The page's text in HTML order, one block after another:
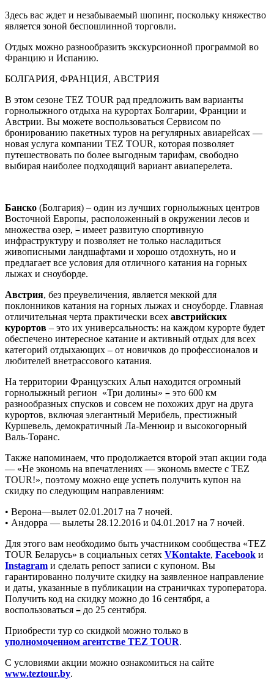
Здесь вас ждет и незабываемый шопинг, поскольку княжество
является зоной беспошлинной торговли.
Отдых можно разнообразить экскурсионной программой во
Францию и Испанию.
БОЛГАРИЯ, ФРАНЦИЯ, АВСТРИЯ
В этом сезоне TEZ TOUR рад предложить вам варианты
горнолыжного отдыха на курортах Болгарии, Франции и
Австрии. Вы можете воспользоваться Сервисом по
бронированию пакетных туров на регулярных авиарейсах —
новая услуга компании TEZ TOUR, которая позволяет
путешествовать по более выгодным тарифам, свободно
выбирая наиболее подходящий вариант авиаперелета.
Банско (Болгария) – один из лучших горнолыжных центров
Восточной Европы, расположенный в окружении лесов и
множества озер, – имеет развитую спортивную
инфраструктуру и позволяет не только насладиться
живописными ландшафтами и хорошо отдохнуть, но и
предлагает все условия для отличного катания на горных
лыжах и сноуборде.
Австрия, без преувеличения, является меккой для
поклонников катания на горных лыжах и сноуборде. Главная
отличительная черта практически всех австрийских
курортов – это их универсальность: на каждом курорте будет
обеспечено интересное катание и активный отдых для всех
категорий отдыхающих – от новичков до профессионалов и
любителей внетрассового катания.
На территории Французских Альп находится огромный
горнолыжный регион «Три долины» – это 600 км
разнообразных спусков и совсем не похожих друг на друга
курортов, включая элегантный Мерибель, престижный
Куршевель, демократичный Ла-Менюир и высокогорный
Валь-Торанс.
Также напоминаем, что продолжается второй этап акции года
— «Не экономь на впечатлениях — экономь вместе с TEZ
TOUR!», поэтому можно еще успеть получить купон на
скидку по следующим направлениям:
• Верона—вылет 02.01.2017 на 7 ночей.
• Андорра — вылеты 28.12.2016 и 04.01.2017 на 7 ночей.
Для этого вам необходимо быть участником сообщества «TEZ
TOUR Беларусь» в социальных сетях VКontakte, Facebook и
Instagram и сделать репост записи с купоном. Вы
гарантированно получите скидку на заявленное направление
и даты, указанные в публикации на страничках туроператора.
Получить код на скидку можно до 16 сентября, а
воспользоваться – до 25 сентября.
Приобрести тур со скидкой можно только в
уполномоченном агентстве TEZ TOUR.
С условиями акции можно ознакомиться на сайте
www.teztour.by.